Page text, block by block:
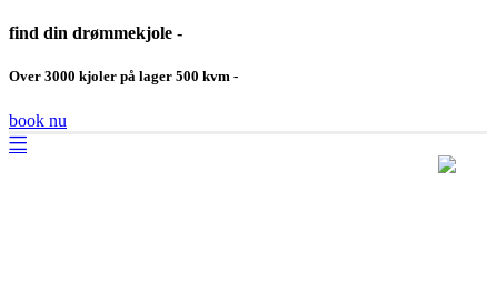
find din drømmekjole -
Over 3000 kjoler på lager 500 kvm -
book nu